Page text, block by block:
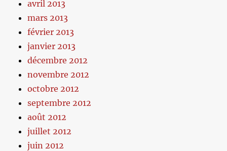
avril 2013
mars 2013
février 2013
janvier 2013
décembre 2012
novembre 2012
octobre 2012
septembre 2012
août 2012
juillet 2012
juin 2012